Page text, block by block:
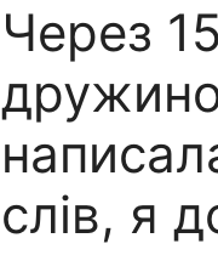
Через
слів, я